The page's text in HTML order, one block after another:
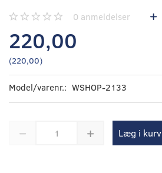
0 anmeldelser
220,00
(220,00)
Model/varenr.: WSHOP-2133
Læg i kurv